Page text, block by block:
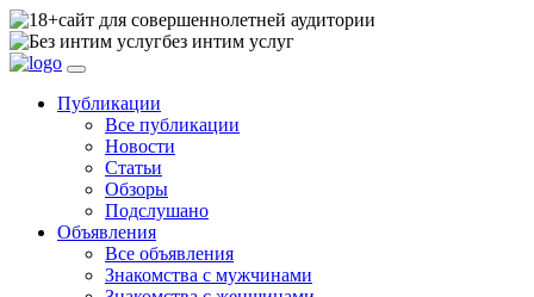
сайт для совершеннолетней аудитории
без интим услуг
Публикации
Все публикации
Новости
Статьи
Обзоры
Подслушано
Объявления
Все объявления
Знакомства с мужчинами